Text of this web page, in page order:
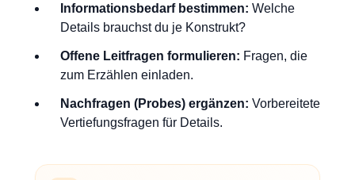
Informationsbedarf bestimmen: Welche
Details brauchst du je Konstrukt?
Offene Leitfragen formulieren: Fragen, die
zum Erzählen einladen.
Nachfragen (Probes) ergänzen: Vorbereitete
Vertiefungsfragen für Details.